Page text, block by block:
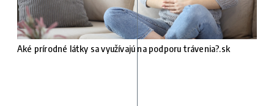
Aké prírodné látky sa využívajú na podporu trávenia?.sk